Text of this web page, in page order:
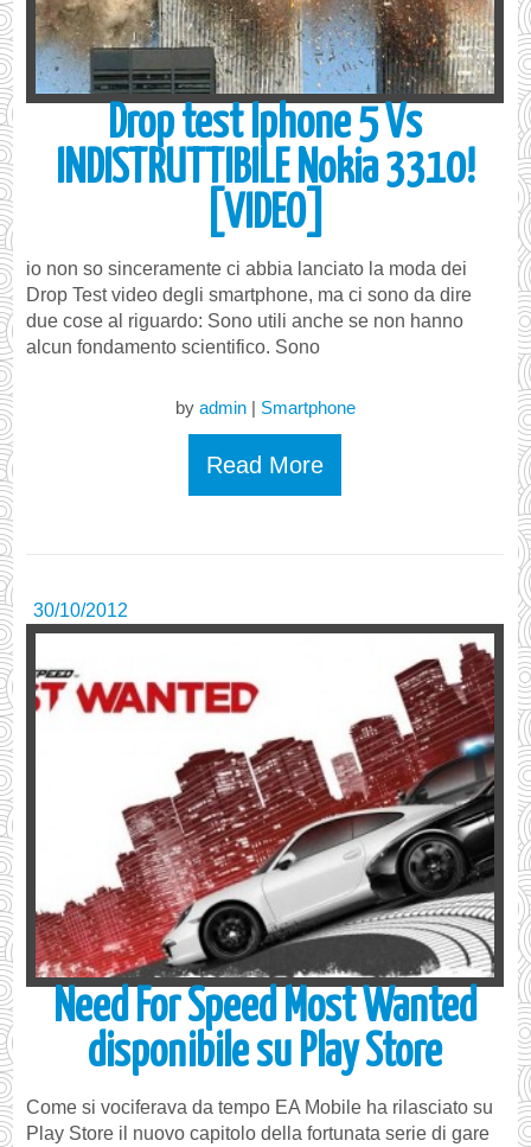
Drop test Iphone 5 Vs
INDISTRUTTIBILE Nokia 3310!
[VIDEO]
io non so sinceramente ci abbia lanciato la moda dei
Drop Test video degli smartphone, ma ci sono da dire
due cose al riguardo: Sono utili anche se non hanno
alcun fondamento scientifico. Sono
by admin| Smartphone
Read More
30/10/2012
Need For Speed Most Wanted
disponibile su Play Store
Come si vociferava da tempo EA Mobile ha rilasciato su
Play Store il nuovo capitolo della fortunata serie di gare